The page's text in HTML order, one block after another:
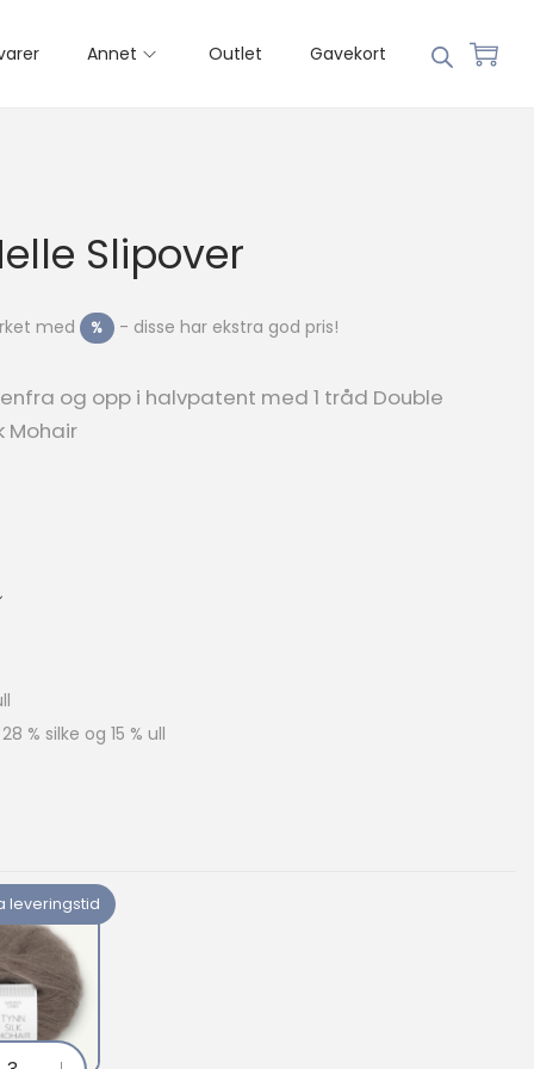
Annet Outlet Gavekort
Slipover
med % - disse har ekstra god pris!
og opp i halvpatent med 1 tråd Double
Mohair
% silke og 15 % ull
leveringstid